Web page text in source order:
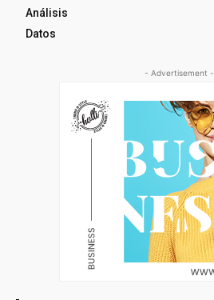
Análisis
Datos
- Advertisement -